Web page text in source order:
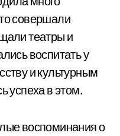
совершали
театры и
воспитать у
и культурным
успеха в этом.
воспоминания о